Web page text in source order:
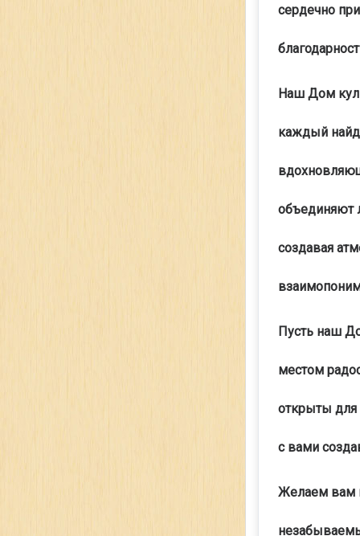
сердечно
Наш Дом
каждый
объединяют
создавая
Пусть наш
местом
открыты для
с вами
Желаем вам